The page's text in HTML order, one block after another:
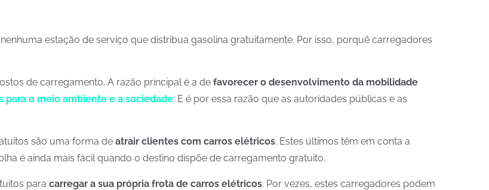
estação de serviço que distribua gasolina gratuitamente. Por isso, porquê carregadores
de carregamento. A razão principal é a de favorecer o desenvolvimento da mobilidade
para o meio ambiente e a sociedade. E é por essa razão que as autoridades públicas e as
são uma forma de atrair clientes com carros elétricos. Estes últimos têm em conta a
é ainda mais fácil quando o destino dispõe de carregamento gratuito.
para carregar a sua própria frota de carros elétricos. Por vezes, estes carregadores podem